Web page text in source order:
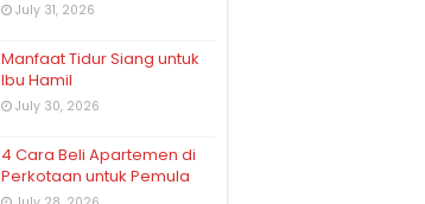
July 31, 2026
Manfaat Tidur Siang untuk
Ibu Hamil
July 30, 2026
4 Cara Beli Apartemen di
Perkotaan untuk Pemula